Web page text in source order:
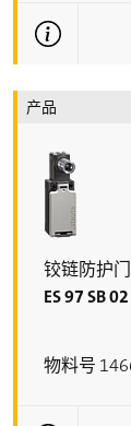
更多技术信
产品
铰链防护
ES 97 SB
物料号